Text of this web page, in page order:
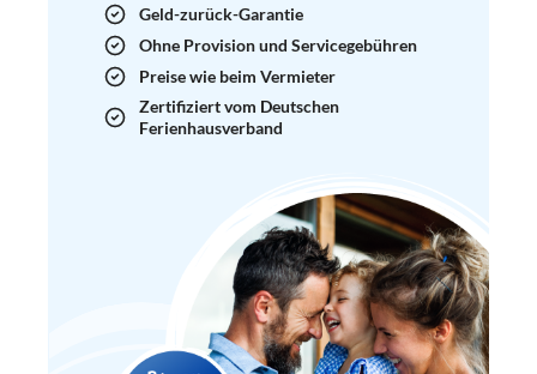
Geld-zurück-Garantie
Ohne Provision und Servicegebühren
Preise wie beim Vermieter
Zertifiziert vom Deutschen
Ferienhausverband